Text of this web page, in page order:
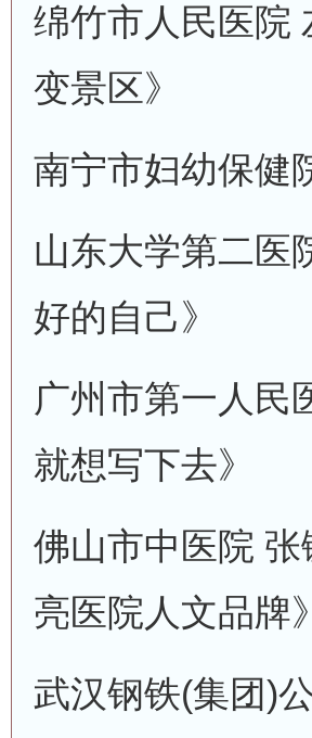
绵竹市人民医院
变景区》
南宁市妇幼保健
山东大学第二医
好的自己》
广州市第一人民
就想写下去》
佛山市中医院
亮医院人文品牌》
武汉钢铁(集团)